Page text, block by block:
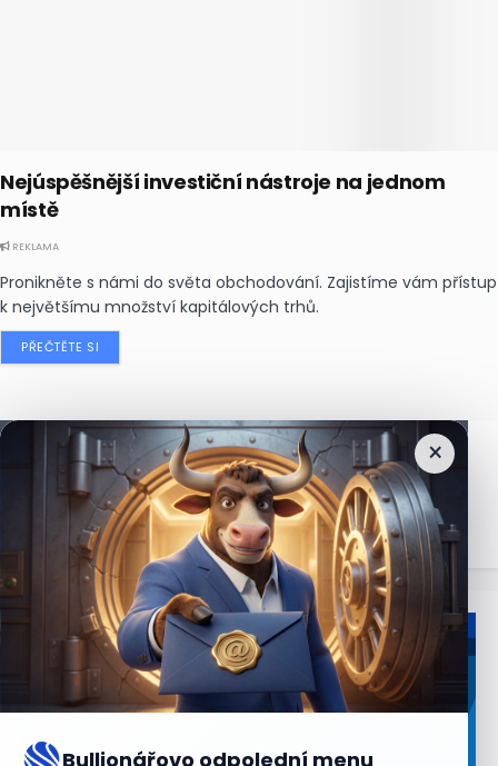
Nejúspěšnější investiční nástroje na jednom
místě
REKLAMA
Pronikněte s námi do světa obchodování. Zajistíme vám přístup
k největšímu množství kapitálových trhů.
PŘEČTĚTE SI
×
Bullionářovo odpolední menu
Nejčtenějšízprávy